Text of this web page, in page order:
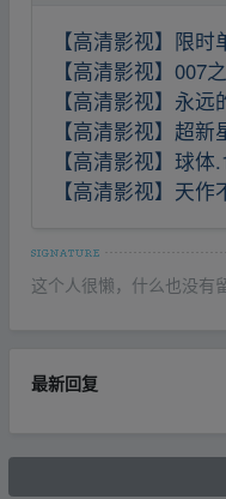
【高清影视】限
【高清影视】007
【高清影视】永
【高清影视】超
【高清影视】球
【高清影视】天
这个人很懒，什么也没有
最新回复